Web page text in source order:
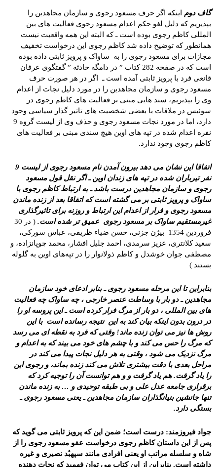
گاف دوم اینکه اگر حرف مسعود رجوی و سازمان مجاهدین را
بپذیریم که دلیل لغو حکم اعدام مسعود رجوی فعالیت های بین
المللی کاظم رجوی بوده است ـ که البته این همه واقعیت نیست
همانطور که توضیح داده شد کاظم رجوی این درخواست تخفیف
مجازات برای مسعود رجوی را به ساواک و پرویز ثابتی داده بوده
است که در صفحه 282 کتاب ” در دامگه حادثه ” گفتگوی عرفان
قانعی فرد با پرویز ثابتی آمده است ـ اگر در هر صورت حرف
مسعود رجوی و سازمان مجاهدین را در مورد دلیل نجات از اعدام
وی را بپذیریم، سند هایی مبنی بر فعالیت های کاظم رجوی در
سوئیس در ملاقات با بعضی شخصیت های تاثیر گذار سیاسی وجود
دارد، اما در مورد نجات مسعود رجوی و حذف وی از لیست گروه 9
نفره اعدام شده در تپه های اوین هیچ سندی مبنی بر فعالیت های
کاظم رجوی وجود ندارد.
اتفاقا این نشان می دهد بیرون آمدن نام مسعود رجوی از لیست 9
نفر تیرباران شده در تپه های زندان اوین ـ اگر نقل قول مسعود
رجوی و سازمان مجاهدین درست باشد ـ به ارتباط کاظم رجوی با
ساواک و پرویز ثابتی بر می گشته است که اتفاقا بعد از زنده ماندن
مسعود رجوی و فرار از اعدام این ارتباط و روزنه برای تاثیرگذاری
غیرمستقیم ساواک بر مسعود رجوی عمیق تر شده است.
( در 30
فروردین 1354 بیژن جزنی، حسن ضیاء ظریفی، عباس سورکی،
سعید کلانتری، عزیز سرمدی، احمد جلیل افشار، محمد چوپانزاده، و
مصطفی جوان خوشدل و کاظم ذولانوار را در تپه‌های اوین به گلوله
بستند )
بنابراین تا این مرحله مسعود رجوی ـ بنابر ادعای خود سازمان
مجاهدین ـ دو بار با وساطت عنصر خارجی ، چه ساواک چه فعالیت
های بین المللی ، دو بار از مرگ فرار کرده است ـ این پروسه او را
در درون بدون اینکه بیان کند به این نتیجه رسانده است با این
روش ها نیز می توان زنده ماند! وقتی که فرد به نقطه ای می رسد
که مرگ را حس می کند و با چشم های خود می بیند که به اعدام و
مرگ نزدیک می شود ، وقتی به هر دلیل نجات پیدا می کند در
مراحل بعدی با دقت بیشتری تلاش می کند زنده بماند، و رجوی این
را یاد گرفت. هم یاد گرفت و و هم توانست آن را توجیه کرد که
برقراری جامعه عدل علی و بی طبقه توحیدی و … به زنده ماندن
تنها جانشین بنیانگذاران سازمان مجاهدین ـ یعنی مسعود رجوی ـ
بستگی دارد.
جواد فیروزمند: درست است؛ ضمن این که پرویز ثابتی می گوید که
پس از این داستان کاظم رجوی درخواست عفو مسعود رجوی را از
شاه و سلسله مراتب او یعنی افرادی مانند سپهبُد نصیری و غیره
داشته است. بنابراین از این کتاب می توان فهمید که نجات دهنده